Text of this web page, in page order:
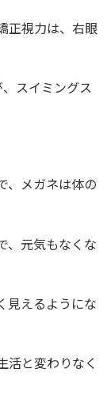
正視力は、右眼
スイミングス
、メガネは体の
、元気もなくな
見えるようにな
活と変わりなく